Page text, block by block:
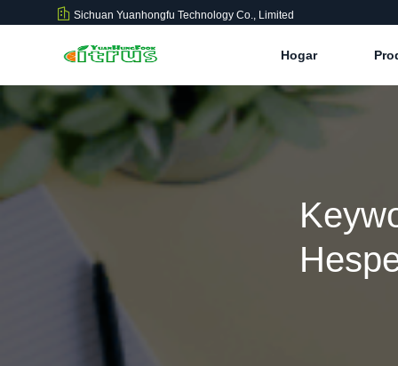
Sichuan Yuanhongfu Technology Co., Limited
Hogar